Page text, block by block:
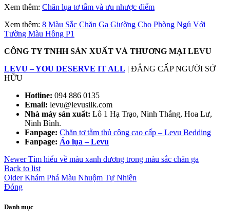
Xem thêm: Chăn lụa tơ tằm và ưu nhược điểm
Xem thêm: 8 Màu Sắc Chăn Ga Giường Cho Phòng Ngủ Với
Tường Màu Hồng P1
CÔNG TY TNHH SẢN XUẤT VÀ THƯƠNG MẠI LEVU
LEVU – YOU DESERVE IT ALL | ĐẲNG CẤP NGƯỜI SỞ
HỮU
Hotline: 094 886 0135
Email: levu@levusilk.com
Nhà máy sản xuất: Lô 1 Hạ Trạo, Ninh Thắng, Hoa Lư,
Ninh Bình.
Fanpage: Chăn tơ tằm thủ công cao cấp – Levu Bedding
Fanpage: Áo lụa – Levu
Newer Tìm hiểu về màu xanh dương trong màu sắc chăn ga
Back to list
Older Khám Phá Màu Nhuộm Tự Nhiên
Đóng
Danh mục